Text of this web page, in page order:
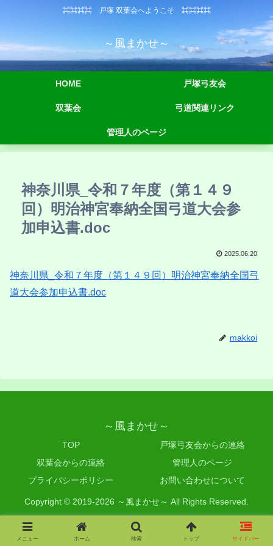
⌘⌘⌘⌘ 戸塚 双葉会へようこそ ⌘⌘⌘⌘
～風まかせ～
HOME 戸塚弓友会
双葉会 弓道関連リンク
管理人のページ
神奈川県_令和７年度（第１４９
回）明治神宮奉納全国弓道大会参
加申込書.doc
2025.06.20
神奈川県_令和７年度（第１４９回）明治神宮奉納全国弓
道大会参加申込書.doc
makkoi
～風まかせ～
TOP
戸塚弓友会からの連絡
双葉会からの連絡
管理人のページ
プライバシーポリシー
お問い合わせについて
Copyright © 2019-2026 ～風まかせ～ All Rights Reserved.
メニュー ホーム 検索 トップ サイドバー